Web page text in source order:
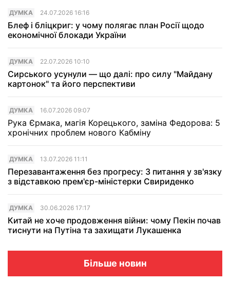
ДУМКА 24.07.2026 16:16
Блеф і бліцкриг: у чому полягає план Росії щодо
економічної блокади України
ДУМКА 22.07.2026 10:10
Сирського усунули — що далі: про силу "Майдану
картонок" та його перспективи
ДУМКА 16.07.2026 09:07
Рука Єрмака, магія Корецького, заміна Федорова: 5
хронічних проблем нового Кабміну
ДУМКА 13.07.2026 11:11
Перезавантаження без прогресу: 3 питання у зв'язку
з відставкою прем'єр-міністерки Свириденко
ДУМКА 30.06.2026 17:17
Китай не хоче продовження війни: чому Пекін почав
тиснути на Путіна та захищати Лукашенка
Більше новин